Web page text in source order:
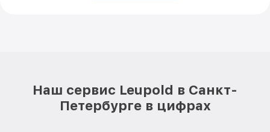
Наш сервис Leupold в Санкт-
Петербурге в цифрах